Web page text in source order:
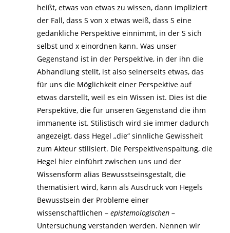
heißt, etwas von etwas zu wissen, dann impliziert
der Fall, dass S von x etwas weiß, dass S eine
gedankliche Perspektive einnimmt, in der S sich
selbst und x einordnen kann. Was unser
Gegenstand ist in der Perspektive, in der ihn die
Abhandlung stellt, ist also seinerseits etwas, das
für uns die Möglichkeit einer Perspektive auf
etwas darstellt, weil es ein Wissen ist. Dies ist die
Perspektive, die für unseren Gegenstand die ihm
immanente ist. Stilistisch wird sie immer dadurch
angezeigt, dass Hegel „die“ sinnliche Gewissheit
zum Akteur stilisiert. Die Perspektivenspaltung, die
Hegel hier einführt zwischen uns und der
Wissensform alias Bewusstseinsgestalt, die
thematisiert wird, kann als Ausdruck von Hegels
Bewusstsein der Probleme einer
wissenschaftlichen –epistemologischen –
Untersuchung verstanden werden. Nennen wir